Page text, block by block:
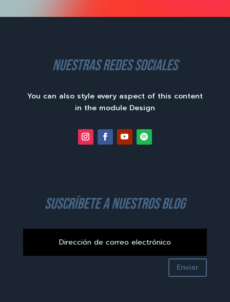
nuestras redes sociales
You can also style every aspect of this content
in the module Design
suscríbete a nuestros blog
Enviar